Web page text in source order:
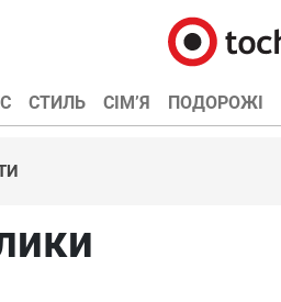
СТИЛЬ СІМ’Я ПОДОРОЖІ